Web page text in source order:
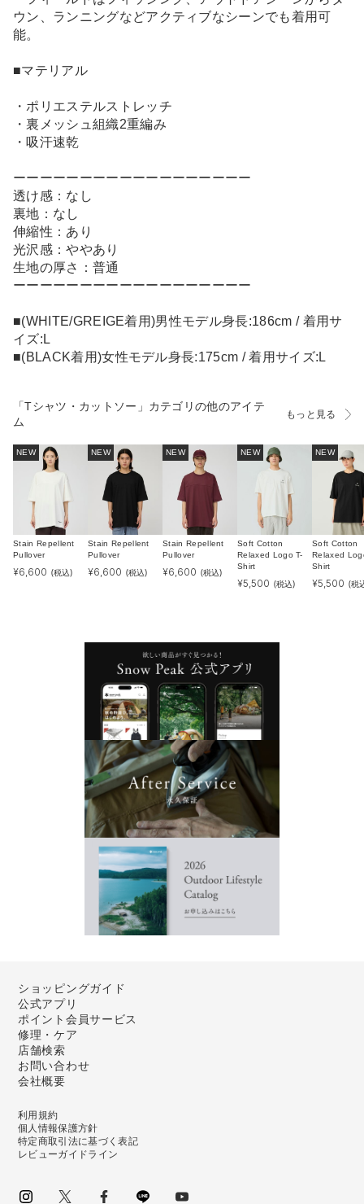
ウン、ランニングなどアクティブなシーンでも着用可
能。
■マテリアル
・ポリエステルストレッチ
・裏メッシュ組織2重編み
・吸汗速乾
ーーーーーーーーーーーーーーーーーー
透け感：なし
裏地：なし
伸縮性：あり
光沢感：ややあり
生地の厚さ：普通
ーーーーーーーーーーーーーーーーーー
■(WHITE/GREIGE着用)男性モデル身長:186cm / 着用サ
イズ:L
■(BLACK着用)女性モデル身長:175cm / 着用サイズ:L
「Tシャツ・カットソー」カテゴリの他のアイテ
ム
もっと見る
NEW
Stain Repellent
Pullover
¥6,600 (税込)
NEW
Stain Repellent
Pullover
¥6,600 (税込)
NEW
Stain Repellent
Pullover
¥6,600 (税込)
NEW
Soft Cotton
Relaxed Logo T-
Shirt
¥5,500 (税込)
NEW
Soft Cotton
Relaxed
Shirt
¥5,500 (税
ショッピングガイド
公式アプリ
ポイント会員サービス
修理・ケア
店舗検索
お問い合わせ
会社概要
利用規約
個人情報保護方針
特定商取引法に基づく表記
レビューガイドライン